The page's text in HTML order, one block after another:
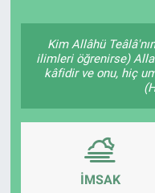
Kim Allâhü
ilimleri öğrenirse)
kâfidir ve onu, hiç
İMSAK
Bilecik
Kütahya